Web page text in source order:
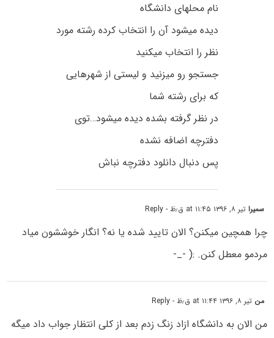
نام محلهای دانشگاه
دیده میشود آن را انتخاب کرده رشته مورد
نظر را انتخاب میکنید
جستجو رو میزنید و لیستی از شهرهایی
که برای رشته شما
در نظر گرفته بشده دیده میشود…توی
دفترچه اضافه نشده
پس دنبال دانلود دفترچه نباش
سمیراتیر ۸, ۱۳۹۶ at ۱۱:۴۵ ق٫ظ - Reply
چرا همچین میکنن؟ الان تایید شده یا نه؟ انگار خوششون میاد
مردمو معطل کنن. :( -_-
من تیر ۸, ۱۳۹۶ at ۱۱:۴۴ ق٫ظ - Reply
من الان به دانشگاه ازاد زنگ زدم بعد از کلی انتظار جواب داد میگه